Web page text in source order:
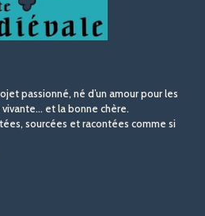
passionné, né d’un amour pour les
vivante… et la bonne chère.
sourcées et racontées comme si